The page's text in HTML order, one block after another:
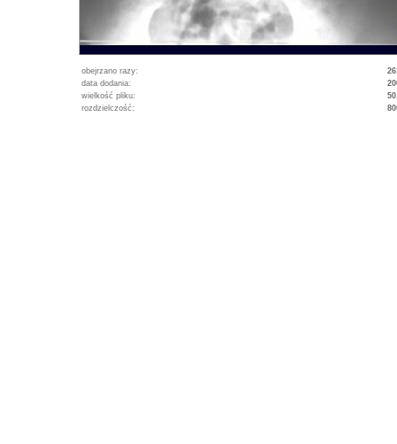
obejrzano razy:
data dodania:
wielkość pliku:
rozdzielczość: